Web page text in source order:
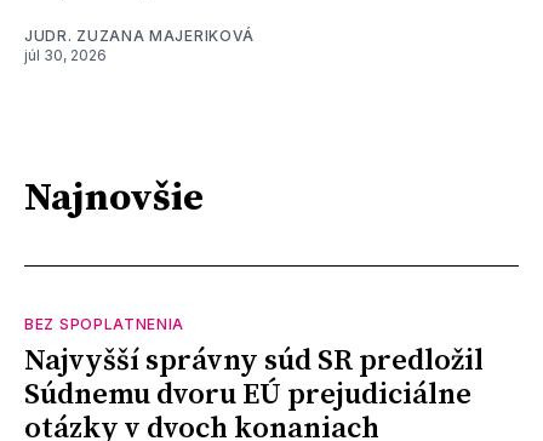
JUDR. ZUZANA MAJERIKOVÁ
júl 30, 2026
Najnovšie
BEZ SPOPLATNENIA
Najvyšší správny súd SR predložil
Súdnemu dvoru EÚ prejudiciálne
otázky v dvoch konaniach